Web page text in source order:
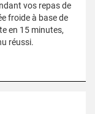
vos repas de
froide à base de
en 15 minutes,
réussi.